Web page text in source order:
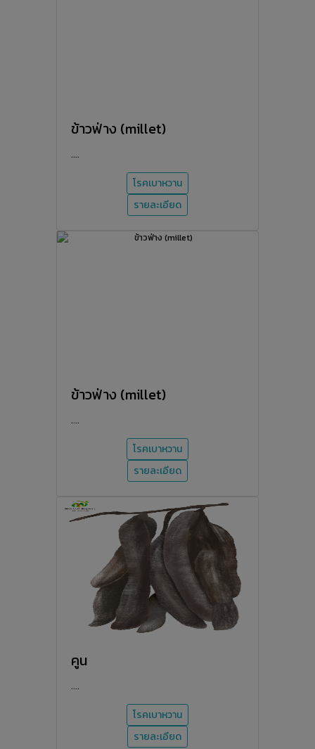
ข้าวฟ่าง (millet)
....
โรคเบาหวาน
รายละเอียด
ข้าวฟ่าง (millet)
....
โรคเบาหวาน
รายละเอียด
คูน
....
โรคเบาหวาน
รายละเอียด